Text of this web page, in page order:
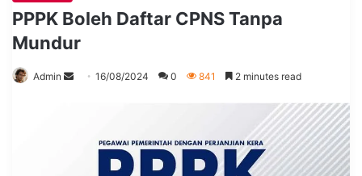
PPPK Boleh Daftar CPNS Tanpa
Mundur
Admin
Send16/08/2024 0 841 2 minutes read